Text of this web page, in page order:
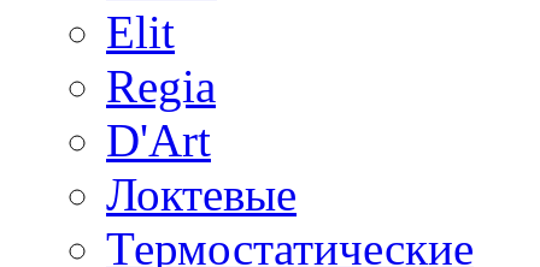
Elit
Regia
D'Art
Локтевые
Термостатические